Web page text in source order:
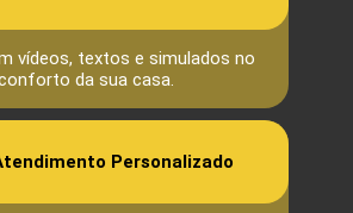
vídeos, textos e simulados no
da sua casa.
Personalizado